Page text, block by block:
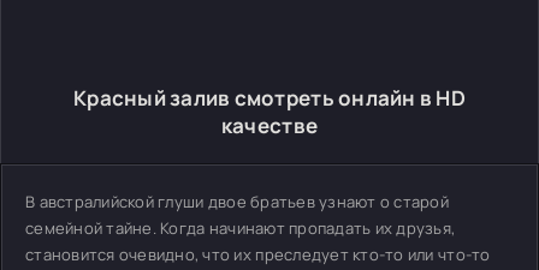
Красный залив смотреть онлайн в HD
качестве
В австралийской глуши двое братьев узнают о старой
семейной тайне. Когда начинают пропадать их друзья,
становится очевидно, что их преследует кто-то или что-то